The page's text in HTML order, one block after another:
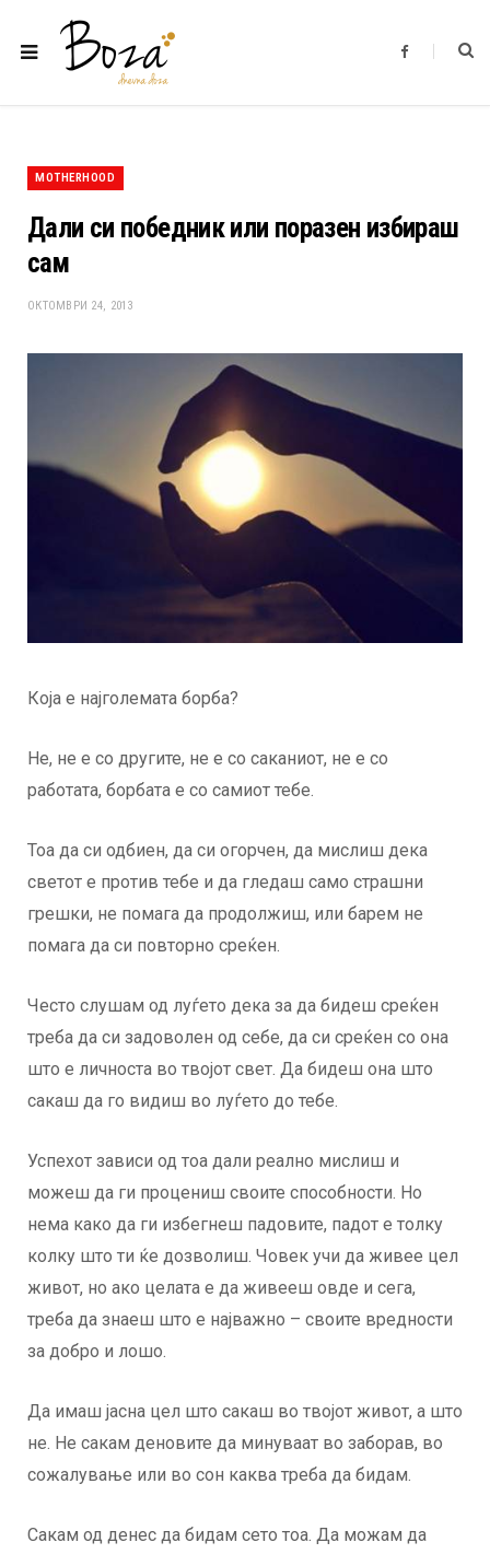
F
b
MOTHERHOOD
Дали си победник или поразен избираш
сам
ОКТОМВРИ 24, 2013
Која е најголемата борба?
Не, не е со другите, не е со саканиот, не е со
работата, борбата е со самиот тебе.
Тоа да си одбиен, да си огорчен, да мислиш дека
светот е против тебе и да гледаш само страшни
грешки, не помага да продолжиш, или барем не
помага да си повторно среќен.
Често слушам од луѓето дека за да бидеш среќен
треба да си задоволен од себе, да си среќен со она
што е личноста во твојот свет. Да бидеш она што
сакаш да го видиш во луѓето до тебе.
Успехот зависи од тоа дали реално мислиш и
можеш да ги процениш своите способности. Но
нема како да ги избегнеш падовите, падот е толку
колку што ти ќе дозволиш. Човек учи да живее цел
живот, но ако целата е да живееш овде и сега,
треба да знаеш што е најважно – своите вредности
за добро и лошо.
Да имаш јасна цел што сакаш во твојот живот, а што
не. Не сакам деновите да минуваат во заборав, во
сожалување или во сон каква треба да бидам.
Сакам од денес да бидам сето тоа. Да можам да